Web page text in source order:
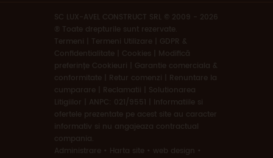
SC LUX-AVEL CONSTRUCT SRL © 2009 - 2026
® Toate drepturile sunt rezervate.
Termeni
Termeni Utilizare | GDPR &
Confidentialitate | Cookies
Modifică
preferințe Cookieuri
Garantie comerciala &
conformitate
Retur comenzi
Renuntare la
cumparare
Reclamatii
Solutionarea
Litigiilor
ANPC: 021/9551
Informatiile si
ofertele prezentate pe acest site au caracter
informativ si nu angajeaza contractual
compania.
Administrare • Harta site • web design
•